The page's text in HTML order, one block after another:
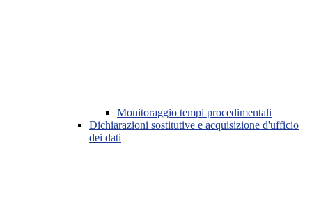
Monitoraggio tempi procedimentali
Dichiarazioni sostitutive e acquisizione d'ufficio
dei dati